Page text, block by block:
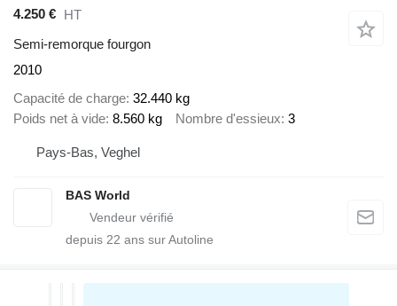
4.250 € HT
Semi-remorque fourgon
2010
Capacité de charge 32.440 kg
Poids net à vide 8.560 kg Nombre d'essieux 3
Pays-Bas, Veghel
BAS World
depuis 22 ans sur Autoline